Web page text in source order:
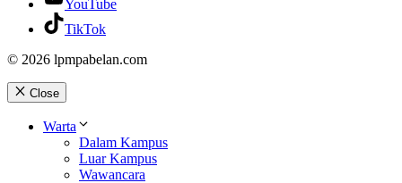
YouTube
TikTok
© 2026 lpmpabelan.com
Close
Warta
Dalam Kampus
Luar Kampus
Wawancara